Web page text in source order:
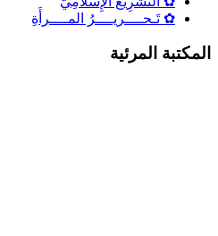
✿ تَـحــــريــــرُ المــــرأَةِ
المرئية